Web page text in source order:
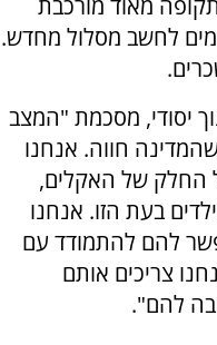
לחשב מסלול מחדש.
יסודי, מסכמת "המצב
חווה. אנחנו
החלק של האקלים,
בעת הזו. אנחנו
להם להתמודד עם
צריכים אותם
להם".